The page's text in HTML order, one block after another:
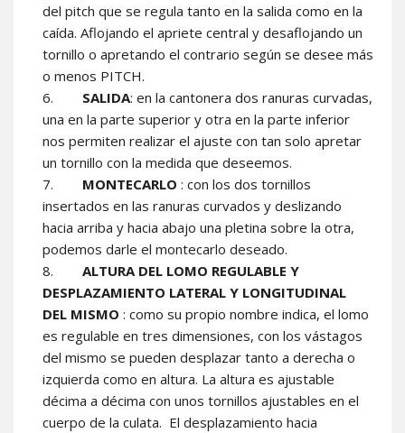
del pitch que se regula tanto en la salida como en la
caída. Aflojando el apriete central y desaflojando un
tornillo o apretando el contrario según se desee más
o menos PITCH.
SALIDA: en la cantonera dos ranuras curvadas,
una en la parte superior y otra en la parte inferior
nos permiten realizar el ajuste con tan solo apretar
un tornillo con la medida que deseemos.
MONTECARLO : con los dos tornillos
insertados en las ranuras curvados y deslizando
hacia arriba y hacia abajo una pletina sobre la otra,
podemos darle el montecarlo deseado.
ALTURA DEL LOMO REGULABLE Y
DESPLAZAMIENTO LATERAL Y LONGITUDINAL
DEL MISMO : como su propio nombre indica, el lomo
es regulable en tres dimensiones, con los vástagos
del mismo se pueden desplazar tanto a derecha o
izquierda como en altura. La altura es ajustable
décima a décima con unos tornillos ajustables en el
cuerpo de la culata. El desplazamiento hacia